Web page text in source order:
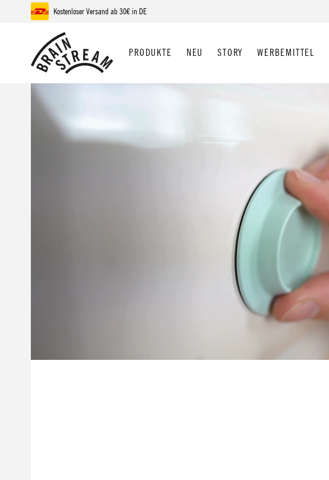
Hauptinhalt springen
Zur Suche springen
Zur Hauptnavigation springen
Kostenloser Versand ab 30€ in DE
PRODUKTE NEU STORY WERBEMITTEL